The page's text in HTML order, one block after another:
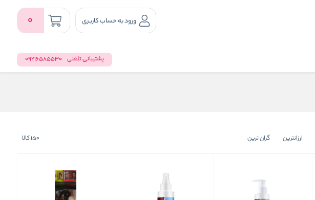
ورود به حساب کاربری 0
پشتیبانی تلفنی 09216585530
ارزانترین گران ترین 150کالا